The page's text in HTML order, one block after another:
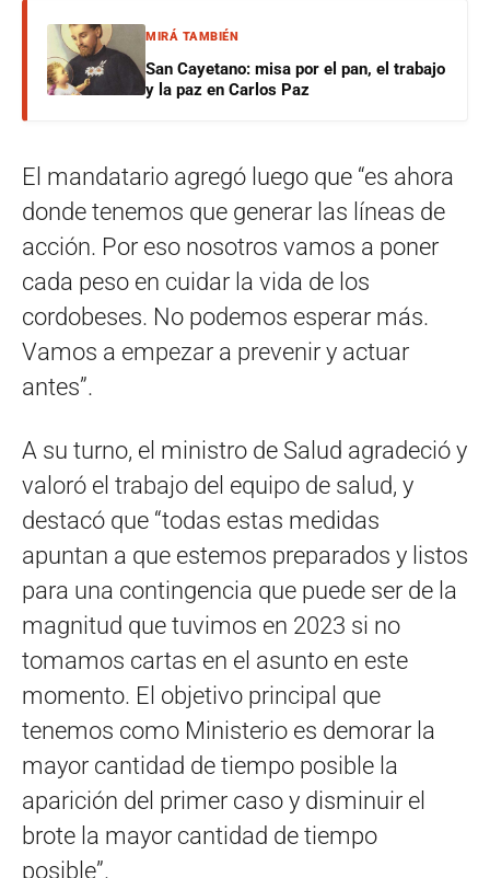
MIRÁ TAMBIÉN
San Cayetano: misa por el pan, el trabajo
y la paz en Carlos Paz
El mandatario agregó luego que “es ahora
donde tenemos que generar las líneas de
acción. Por eso nosotros vamos a poner
cada peso en cuidar la vida de los
cordobeses. No podemos esperar más.
Vamos a empezar a prevenir y actuar
antes”.
A su turno, el ministro de Salud agradeció y
valoró el trabajo del equipo de salud, y
destacó que “todas estas medidas
apuntan a que estemos preparados y listos
para una contingencia que puede ser de la
magnitud que tuvimos en 2023 si no
tomamos cartas en el asunto en este
momento. El objetivo principal que
tenemos como Ministerio es demorar la
mayor cantidad de tiempo posible la
aparición del primer caso y disminuir el
brote la mayor cantidad de tiempo
posible”.